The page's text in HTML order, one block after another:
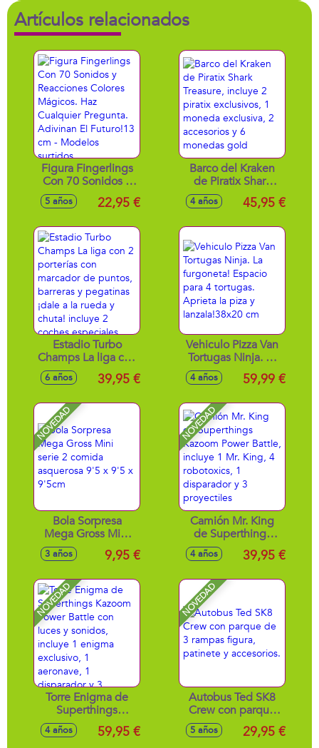
Artículos relacionados
Figura Fingerlings
Con 70 Sonidos y
Reacciones Colores
Mágicos. Haz
Pregunta. Adivinan
El Futuro!13 cm -
Modelos surtidos
5 años 22,95 €
Barco del Kraken
de Piratix Shark
Treasure, incluye 2
piratix exclusivos, 1
monedas gold
4 años 45,95 €
Estadio Turbo
Champs La liga con
2 porterías con
marcador de
pegatinas ¡dale a la
rueda y chuta!
incluye 2 coches
especiales
6 años 39,95 €
Vehiculo Pizza Van
Tortugas Ninja. La
furgoneta! Espacio
para 4 tortugas.
lanzala!38x20 cm
4 años 59,99 €
NOVEDAD
Bola Sorpresa
Mega Gross Mini
serie 2 comida
asquerosa 9'5 x 9'5
3 años 9,95 €
NOVEDAD
Camión Mr. King
de Superthings
Kazoom Power
Battle, incluye 1 Mr.
1 disparador y 3
proyectiles
4 años 39,95 €
NOVEDAD
Torre Enigma de
Superthings
Kazoom Power
Battle con luces y
4 años 59,95 €
NOVEDAD
Autobus Ted SK8
Crew con parque
de 3 rampas figura,
patinete y
5 años 29,95 €